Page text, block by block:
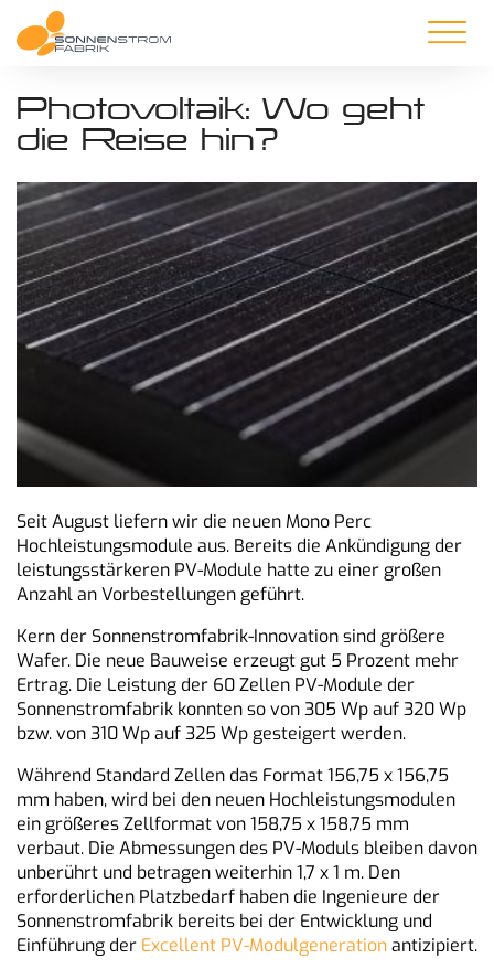
Photovoltaik: Wo geht
die Reise hin?
Seit August liefern wir die neuen Mono Perc
Hochleistungsmodule aus. Bereits die Ankündigung der
leistungsstärkeren PV-Module hatte zu einer großen
Anzahl an Vorbestellungen geführt.
Kern der Sonnenstromfabrik-Innovation sind größere
Wafer. Die neue Bauweise erzeugt gut 5 Prozent mehr
Ertrag. Die Leistung der 60 Zellen PV-Module der
Sonnenstromfabrik konnten so von 305 Wp auf 320 Wp
bzw. von 310 Wp auf 325 Wp gesteigert werden.
Während Standard Zellen das Format 156,75 x 156,75
mm haben, wird bei den neuen Hochleistungsmodulen
ein größeres Zellformat von 158,75 x 158,75 mm
verbaut. Die Abmessungen des PV-Moduls bleiben davon
unberührt und betragen weiterhin 1,7 x 1 m. Den
erforderlichen Platzbedarf haben die Ingenieure der
Sonnenstromfabrik bereits bei der Entwicklung und
Einführung der Excellent PV-Modulgenerationantizipiert.